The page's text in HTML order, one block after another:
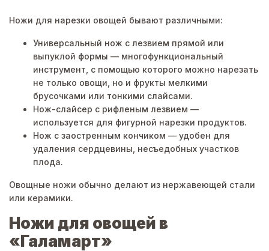
Ножи для нарезки овощей бывают различными:
Универсальный нож с лезвием прямой или
выпуклой формы — многофункциональный
инструмент, с помощью которого можно нарезать
не только овощи, но и фрукты мелкими
брусочками или тонкими слайсами.
Нож-слайсер с рифленым лезвием —
используется для фигурной нарезки продуктов.
Нож с заостренным кончиком — удобен для
удаления сердцевины, несъедобных участков
плода.
Овощные ножи обычно делают из нержавеющей стали
или керамики.
Ножи для овощей в
«Галамарт»